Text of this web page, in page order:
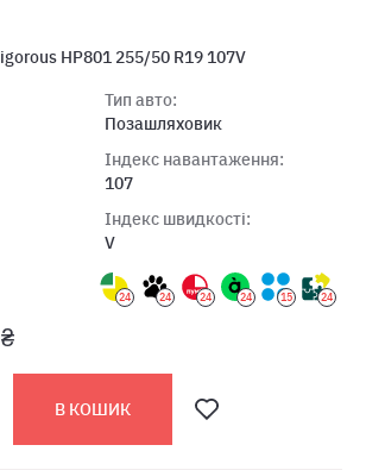
HP801 255/50 R19 107V
Тип авто:
Позашляховик
Індекс навантаження:
107
Індекс швидкості:
V
24 24 24 24 15 24
В КОШИК